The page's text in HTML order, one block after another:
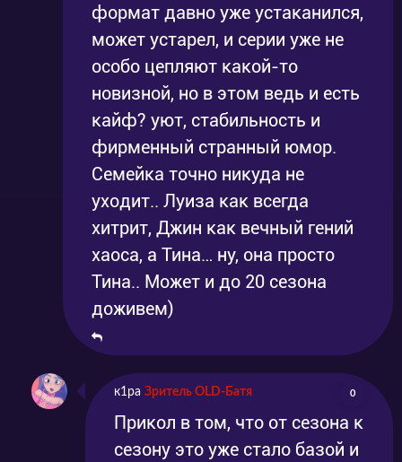
формат давно уже устаканился,
может устарел, и серии уже не
особо цепляют какой-то
новизной, но в этом ведь и есть
кайф? уют, стабильность и
фирменный странный юмор.
Семейка точно никуда не
уходит.. Луиза как всегда
хитрит, Джин как вечный гений
хаоса, а Тина… ну, она просто
Тина.. Может и до 20 сезона
доживем)
к1ра Зритель OLD-Батя 0
Прикол в том, что от сезона к
сезону это уже стало базой и